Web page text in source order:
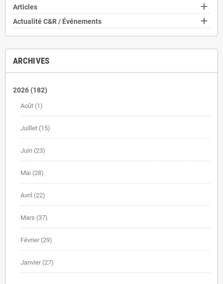
Articles 
Actualité C&R / Événements 
ARCHIVES
2026 (182)
Août (1)
Juillet (15)
Juin (23)
Mai (28)
Avril (22)
Mars (37)
Février (29)
Janvier (27)